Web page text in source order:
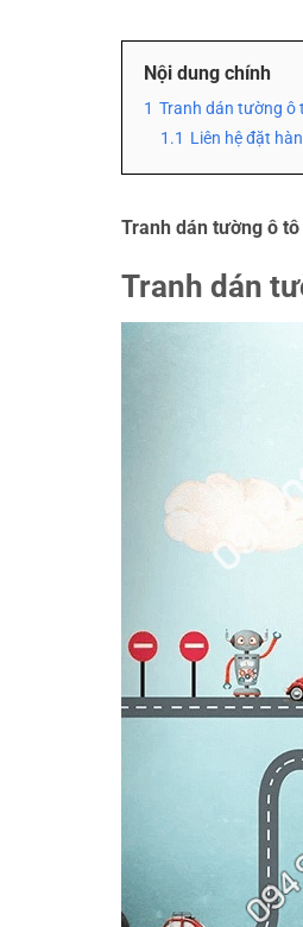
Nội dung chính
1 Tranh dán tường ô
1.1 Liên hệ đặt
Tranh dán tường ô tô
Tranh dán